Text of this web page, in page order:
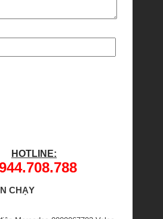
HOTLINE:
CHẠY